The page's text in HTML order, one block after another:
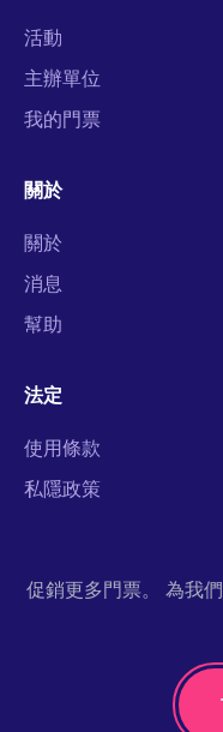
活動
主辦單位
我的門票
關於
關於
消息
幫助
法定
使用條款
私隱政策
促銷更多門票。 為我